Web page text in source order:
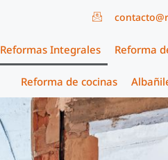
Reformas Integrales Reforma
Reforma de cocinas